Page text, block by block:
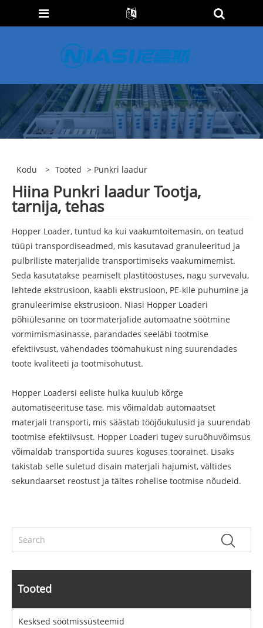
Kodu > Tooted > Punkri laadur
Hiina Punkri laadur Tootja,
tarnija, tehas
Hopper Loader, tuntud ka kui vaakumtoitemasin, on teatud
tüüpi transpordiseadmed, mis kasutavad granuleeritud ja
pulbriliste materjalide transportimiseks vaakumimemist.
Seda kasutatakse peamiselt plastitööstuses, nagu survevalu,
lehtede ekstrusioon, kaabli ekstrusioon, PE-kile puhumine ja
granuleerimise ekstrusioon. Niasi Hopper Loaderi
põhiülesanne on toormaterjalide automaatne söötmine
vormimismasinasse, parandades seeläbi tootmise
efektiivsust, vähendades töömahukust ning suurendades
toote kvaliteeti ja tootmisohutust.
Hopper Loadersi eeliste hulka kuulub kõrge
automatiseerituse tase, mis võimaldab automaatset
materjali transporti, mis säästab tööjõukulusid ja suurendab
tootmise efektiivsust. Hopper Loaderi tugev suruõhuvõimsus
võimaldab transportida suures koguses toorainet. Lisaks
takistab selle suletud disain materjali hajumist, vältides
sekundaarset reostust ja täites rohelise tootmise nõudeid.
Tooted
Kesksed söötmissüsteemid